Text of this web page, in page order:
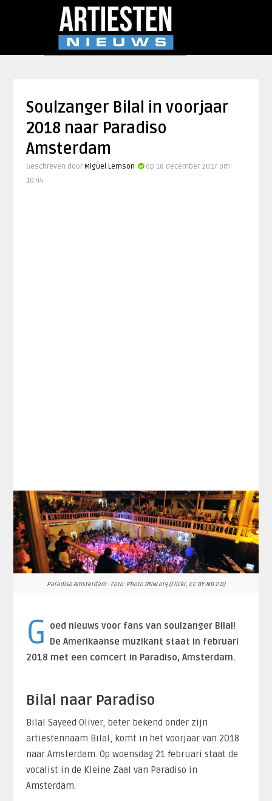
Soulzanger Bilal in voorjaar
2018 naar Paradiso
Amsterdam
Geschreven door Miguel Lemson
op 18 december 2017 om
10:44
Paradiso Amsterdam - Foto: Photo RNW.org (Flickr, CC BY-ND 2.0)
G
oed nieuws voor fans van soulzanger Bilal!
De Amerikaanse muzikant staat in februari
2018 met een comcert in Paradiso, Amsterdam.
Bilal naar Paradiso
Bilal Sayeed Oliver, beter bekend onder zijn
artiestennaam Bilal, komt in het voorjaar van 2018
naar Amsterdam. Op woensdag 21 februari staat de
vocalist in de Kleine Zaal van Paradiso in
Amsterdam.